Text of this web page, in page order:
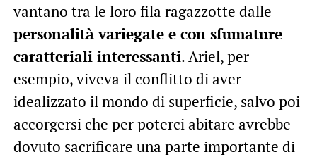
vantano tra le loro fila ragazzotte dalle
personalità variegate e con sfumature
caratteriali interessanti. Ariel, per
esempio, viveva il conflitto di aver
idealizzato il mondo di superficie, salvo poi
accorgersi che per poterci abitare avrebbe
dovuto sacrificare una parte importante di